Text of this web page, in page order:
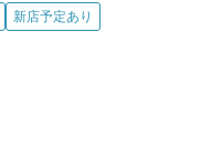
新店予定あり